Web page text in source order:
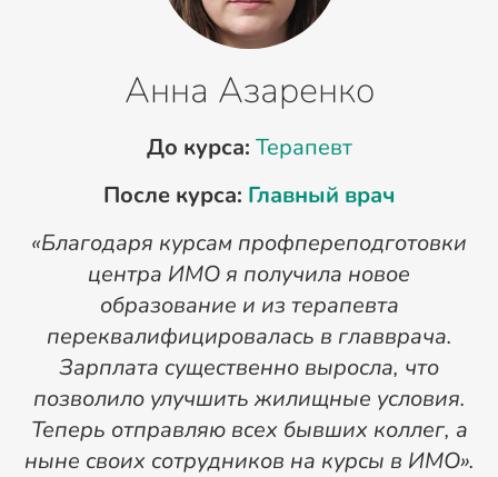
Анна Азаренко
До курса: Терапевт
После курса: Главный врач
«Благодаря курсам профпереподготовки
центра ИМО я получила новое
образование и из терапевта
переквалифицировалась в главврача.
Зарплата существенно выросла, что
позволило улучшить жилищные условия.
Теперь отправляю всех бывших коллег, а
ныне своих сотрудников на курсы в ИМО».